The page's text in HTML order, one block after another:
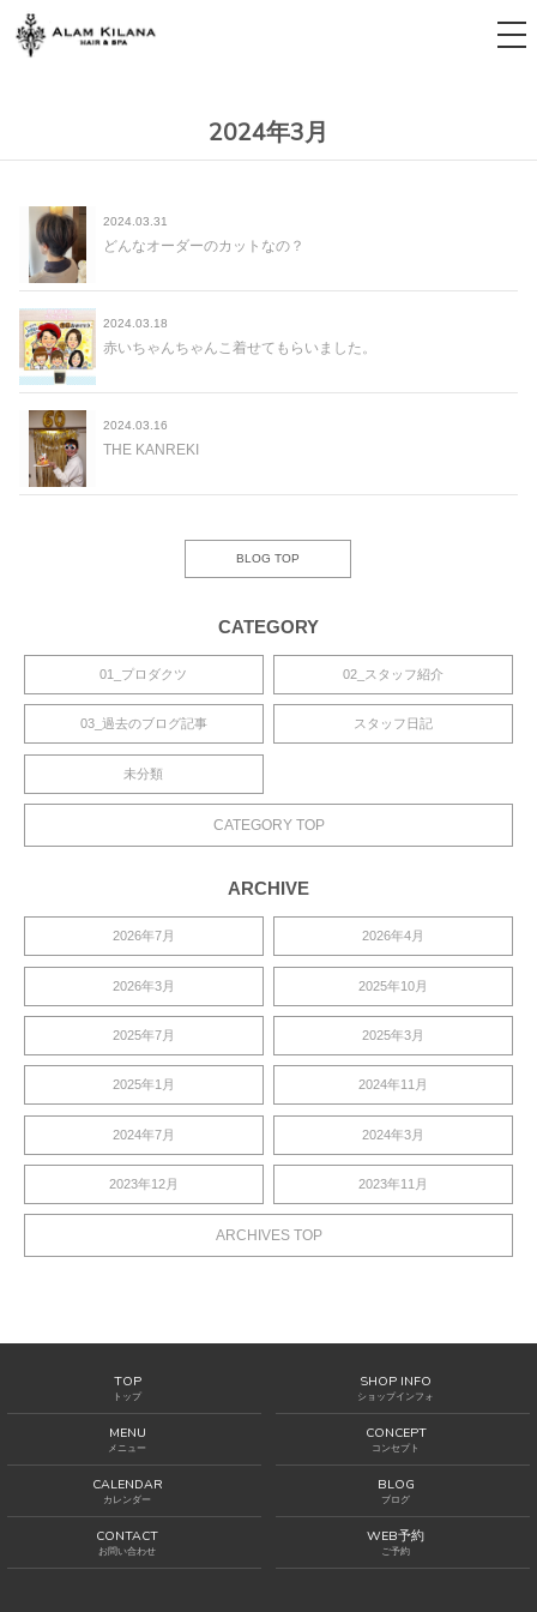
2024年3月
2024.03.31
どんなオーダーのカットなの？
2024.03.18
赤いちゃんちゃんこ着せてもらいました。
2024.03.16
THE KANREKI
BLOG TOP
CATEGORY
01_プロダクツ 02_スタッフ紹介
03_過去のブログ記事 スタッフ日記
未分類
CATEGORY TOP
ARCHIVE
2026年7月 2026年4月
2026年3月 2025年10月
2025年7月 2025年3月
2025年1月 2024年11月
2024年7月 2024年3月
2023年12月 2023年11月
ARCHIVES TOP
TOP
トップ
SHOP INFO
ショップインフォ
MENU
メニュー
CONCEPT
コンセプト
CALENDAR
カレンダー
BLOG
ブログ
CONTACT
お問い合わせ
WEB予約
ご予約